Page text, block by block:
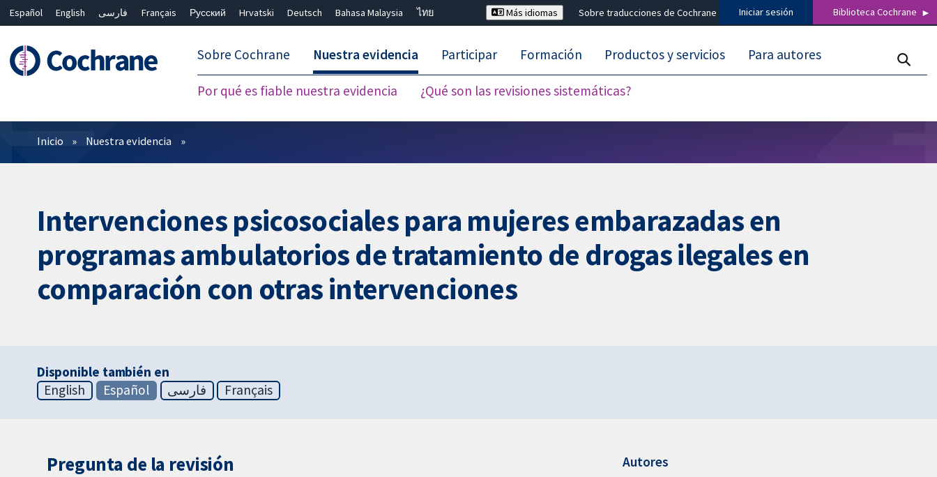
Español English فارسی Français Русский Hrvatski Deutsch Bahasa Malaysia
ไทย
Más idiomas Sobre traducciones de Cochrane Iniciar sesión Biblioteca Cochrane
Sobre Cochrane Nuestra evidencia
Por qué es fiable nuestra evidencia ¿Qué son las revisiones sistemáticas?
Participar Formación Productos y servicios Para autores
Filtros
Inicio Nuestra evidencia
Intervenciones psicosociales para mujeres embarazadas en
programas ambulatorios de tratamiento de drogas ilegales en
comparación con otras intervenciones
Disponible también en
English
Español فارسی Français
Pregunta de la revisión
Autores